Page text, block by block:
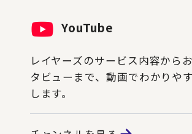
YouTube
レイヤーズのサービス内容から
タビューまで、動画でわかりや
します。